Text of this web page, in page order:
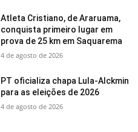
Atleta Cristiano, de Araruama,
conquista primeiro lugar em
prova de 25 km em Saquarema
4 de agosto de 2026
PT oficializa chapa Lula-Alckmin
para as eleições de 2026
4 de agosto de 2026